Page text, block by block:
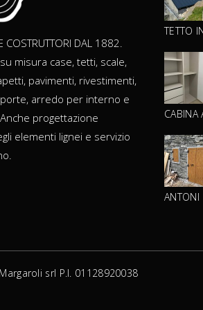
COSTRUTTORI DAL 1882.
misura case, tetti, scale,
pavimenti, rivestimenti,
arredo per interno e
progettazione
elementi lignei e servizio
TETTO
CABINA
ANTONI
srl P.I. 01128920038